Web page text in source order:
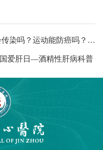
【上一篇】：健康科普｜癌症会传染吗？运动能防癌吗？—您需要了解的肿瘤防治核心知识
国爱肝日—酒精性肝病科普